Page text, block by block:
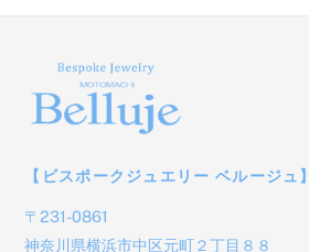
【ビスポークジュエリー ベルージュ】
〒231-0861
神奈川県横浜市中区元町２丁目８８